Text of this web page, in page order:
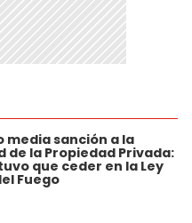
media sanción a la
de la Propiedad Privada:
que ceder en la Ley
Fuego